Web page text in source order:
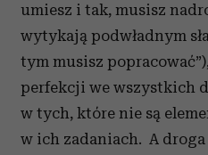
umiesz i tak, musisz
wytykają podwładnym
tym musisz
perfekcji we wszystkich
w tych, które nie są
w ich zadaniach. A droga